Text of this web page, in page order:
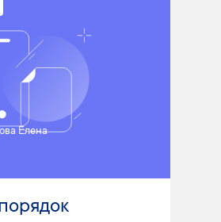
Елена